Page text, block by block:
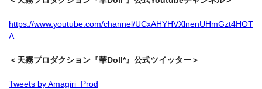
https://www.youtube.com/channel/UCxAHYHVXlnenUHmGzt4HOT
A
＜天霧プロダクション『華Doll*』公式ツイッター＞
Tweets by Amagiri_Prod